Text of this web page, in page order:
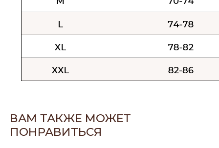
ВАМ ТАКЖЕ МОЖЕТ
ПОНРАВИТЬСЯ